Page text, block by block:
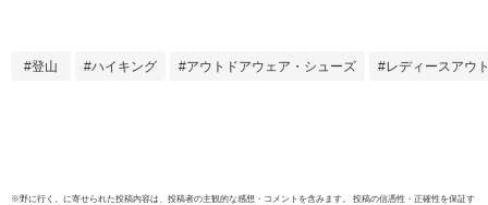
ル ジャケット アウ
ナイ
登山 ハイキング アウトドアウェア・シューズ レディースアウ
※野に行く。 に寄せられた投稿内容は、投稿者の主観的な感想・コメントを含みます。 投稿の信憑性・正確性を保証す